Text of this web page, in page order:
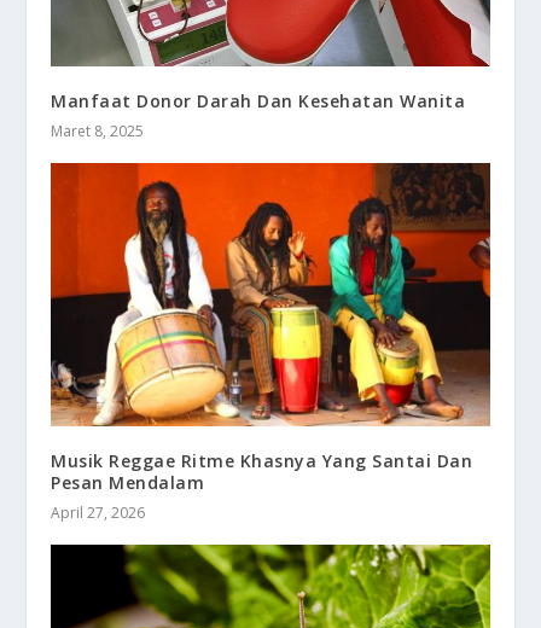
Manfaat Donor Darah Dan Kesehatan Wanita
Maret 8, 2025
Musik Reggae Ritme Khasnya Yang Santai Dan
Pesan Mendalam
April 27, 2026